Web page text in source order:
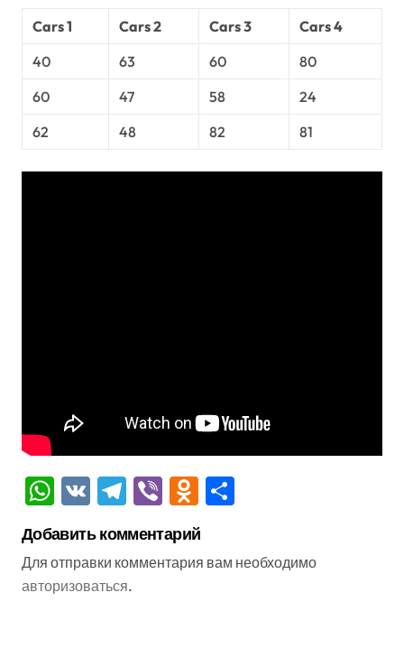
Cars 1 Cars 2 Cars 3
Cars 4
40
63 60
80
60
47 58
24
62
48 82 81
WhatsApp
VK Telegram
ViberOdnoklassniki
Добавить комментарий
Для отправки комментария вам необходимо
авторизоваться.